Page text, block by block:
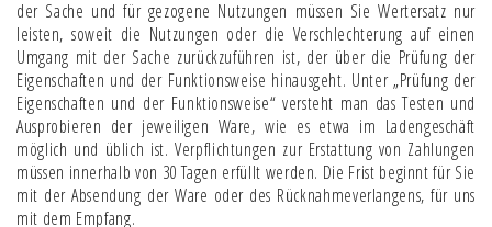
der Sache und für gezogene Nutzungen müssen Sie Wertersatz nur
leisten, soweit die Nutzungen oder die Verschlechterung auf einen
Umgang mit der Sache zurückzuführen ist, der über die Prüfung der
Eigenschaften und der Funktionsweise hinausgeht. Unter „Prüfung der
Eigenschaften und der Funktionsweise“ versteht man das Testen und
Ausprobieren der jeweiligen Ware, wie es etwa im Ladengeschäft
möglich und üblich ist. Verpflichtungen zur Erstattung von Zahlungen
müssen innerhalb von 30 Tagen erfüllt werden. Die Frist beginnt für Sie
mit der Absendung der Ware oder des Rücknahmeverlangens, für uns
mit dem Empfang.